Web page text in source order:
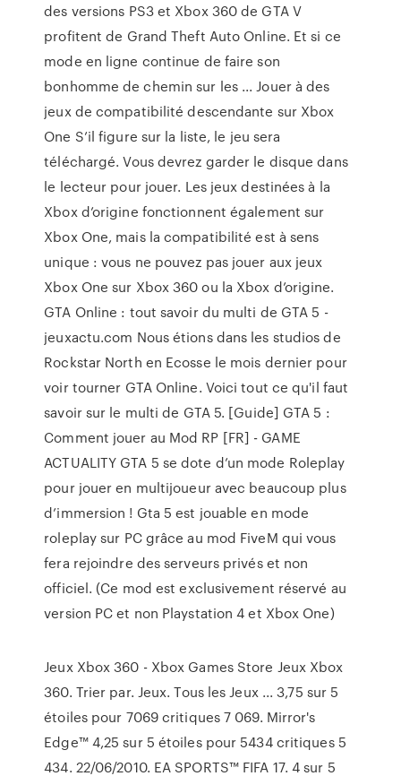
des versions PS3 et Xbox 360 de GTA V
profitent de Grand Theft Auto Online. Et si ce
mode en ligne continue de faire son
bonhomme de chemin sur les ... Jouer à des
jeux de compatibilité descendante sur Xbox
One S’il figure sur la liste, le jeu sera
téléchargé. Vous devrez garder le disque dans
le lecteur pour jouer. Les jeux destinées à la
Xbox d’origine fonctionnent également sur
Xbox One, mais la compatibilité est à sens
unique : vous ne pouvez pas jouer aux jeux
Xbox One sur Xbox 360 ou la Xbox d’origine.
GTA Online : tout savoir du multi de GTA 5 -
jeuxactu.com Nous étions dans les studios de
Rockstar North en Ecosse le mois dernier pour
voir tourner GTA Online. Voici tout ce qu'il faut
savoir sur le multi de GTA 5. [Guide] GTA 5 :
Comment jouer au Mod RP [FR] - GAME
ACTUALITY GTA 5 se dote d’un mode Roleplay
pour jouer en multijoueur avec beaucoup plus
d’immersion ! Gta 5 est jouable en mode
roleplay sur PC grâce au mod FiveM qui vous
fera rejoindre des serveurs privés et non
officiel. (Ce mod est exclusivement réservé au
version PC et non Playstation 4 et Xbox One)
Jeux Xbox 360 - Xbox Games Store Jeux Xbox
360. Trier par. Jeux. Tous les Jeux ... 3,75 sur 5
étoiles pour 7069 critiques 7 069. Mirror's
Edge™ 4,25 sur 5 étoiles pour 5434 critiques 5
434. 22/06/2010. EA SPORTS™ FIFA 17. 4 sur 5